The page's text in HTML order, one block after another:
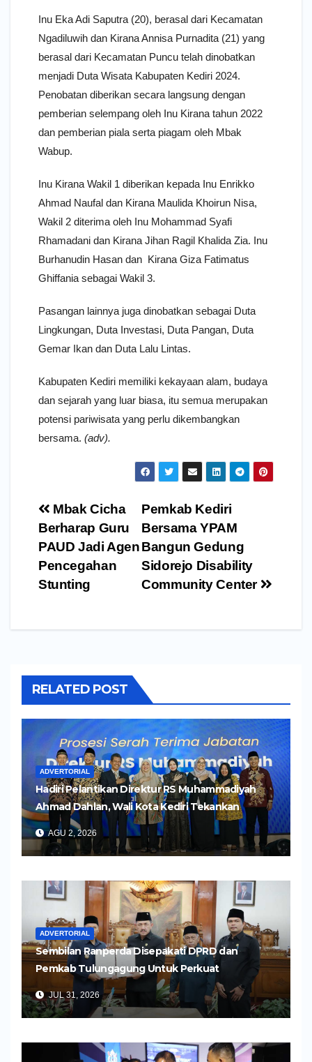
Inu Eka Adi Saputra (20), berasal dari Kecamatan
Ngadiluwih dan Kirana Annisa Purnadita (21) yang
berasal dari Kecamatan Puncu telah dinobatkan
menjadi Duta Wisata Kabupaten Kediri 2024.
Penobatan diberikan secara langsung dengan
pemberian selempang oleh Inu Kirana tahun 2022
dan pemberian piala serta piagam oleh Mbak
Wabup.
Inu Kirana Wakil 1 diberikan kepada Inu Enrikko
Ahmad Naufal dan Kirana Maulida Khoirun Nisa,
Wakil 2 diterima oleh Inu Mohammad Syafi
Rhamadani dan Kirana Jihan Ragil Khalida Zia. Inu
Burhanudin Hasan dan Kirana Giza Fatimatus
Ghiffania sebagai Wakil 3.
Pasangan lainnya juga dinobatkan sebagai Duta
Lingkungan, Duta Investasi, Duta Pangan, Duta
Gemar Ikan dan Duta Lalu Lintas.
Kabupaten Kediri memiliki kekayaan alam, budaya
dan sejarah yang luar biasa, itu semua merupakan
potensi pariwisata yang perlu dikembangkan
bersama. (adv).
Navigasi
pos
Pemkab Kediri
Bersama YPAM
Bangun Gedung
Sidorejo Disability
Community Center
Mbak Cicha
Berharap Guru
PAUD Jadi Agen
Pencegahan
Stunting
RELATED POST
ADVERTORIAL
Hadiri Pelantikan Direktur RS Muhammadiyah
Ahmad Dahlan, Wali Kota Kediri Tekankan
Pelayanan Kesehatan yang Humanis
AGU 2, 2026
ADVERTORIAL
Sembilan Ranperda Disepakati DPRD dan
Pemkab Tulungagung Untuk Perkuat
Pembangunan Daerah
JUL 31, 2026